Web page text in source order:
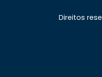
Direitos